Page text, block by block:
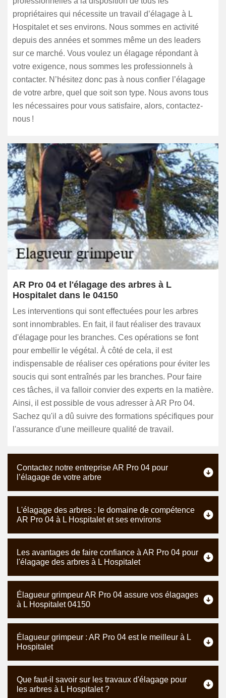
propriétaires qui nécessite un travail d’élagage à L
Hospitalet et ses environs. Nous sommes en activité
depuis des années et sommes même un des leaders
sur ce marché. Vous voulez un élagage répondant à
votre exigence, nous sommes les professionnels à
contacter. N’hésitez donc pas à nous confier l’élagage
de votre arbre, quel que soit son type. Nous avons tous
les nécessaires pour vous satisfaire, alors, contactez-
nous !
AR Pro 04 et l'élagage des arbres à L
Hospitalet dans le 04150
Les interventions qui sont effectuées pour les arbres
sont innombrables. En fait, il faut réaliser des travaux
d'élagage pour les branches. Ces opérations se font
pour embellir le végétal. À côté de cela, il est
indispensable de réaliser ces opérations pour éviter les
soucis qui sont entraînés par les branches. Pour faire
ces tâches, il va falloir convier des experts en la matière.
Ainsi, il est possible de vous adresser à AR Pro 04.
Sachez qu'il a dû suivre des formations spécifiques pour
l'assurance d'une meilleure qualité de travail.
Contactez notre entreprise AR Pro 04 pour
l’élagage de votre arbre
L'élagage des arbres : le domaine de compétence
AR Pro 04 à L Hospitalet et ses environs
Les avantages de faire confiance à AR Pro 04 pour
l'élagage des arbres à L Hospitalet
Élagueur grimpeur AR Pro 04 assure vos élagages
à L Hospitalet 04150
Élagueur grimpeur : AR Pro 04 est le meilleur à L
Hospitalet
Que faut-il savoir sur les travaux d'élagage pour
les arbres à L Hospitalet ?